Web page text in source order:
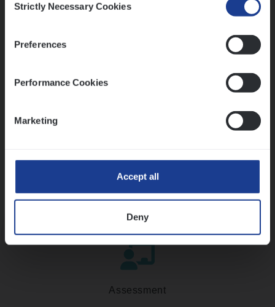
Selection
Strictly Necessary Cookies
Preferences
Performance Cookies
Marketing
Accept all
Deny
Kennismaking met HR
Assessment